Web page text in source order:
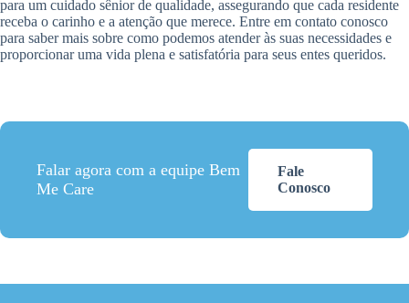
para um cuidado sênior de qualidade, assegurando que cada residente
receba o carinho e a atenção que merece. Entre em contato conosco
para saber mais sobre como podemos atender às suas necessidades e
proporcionar uma vida plena e satisfatória para seus entes queridos.
Falar agora com a equipe Bem
Me Care
Fale
Conosco